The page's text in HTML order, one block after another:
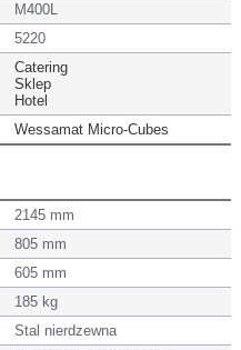
M400L
5220
Catering
Sklep
Hotel
Wessamat Micro-Cubes
2145 mm
805 mm
605 mm
185 kg
Stal nierdzewna